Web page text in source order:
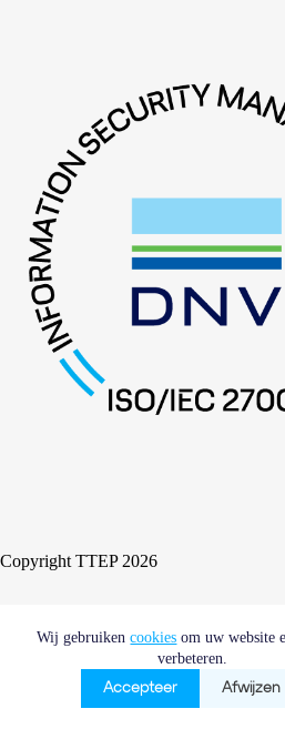
Wij gebruikencookies om uw website
verbeteren.
Accepteer Afwijzen
Copyright TTEP 2026
Cookies ComplianceAlgemene